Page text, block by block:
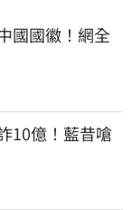
國國徽！網全
10億！藍昔嗆